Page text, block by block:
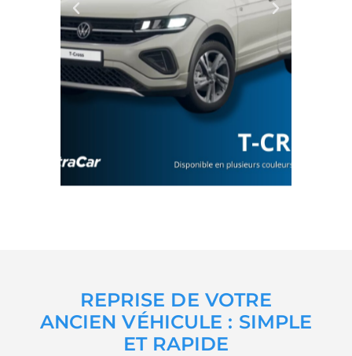
REPRISE DE VOTRE
ANCIEN VÉHICULE : SIMPLE
ET RAPIDE